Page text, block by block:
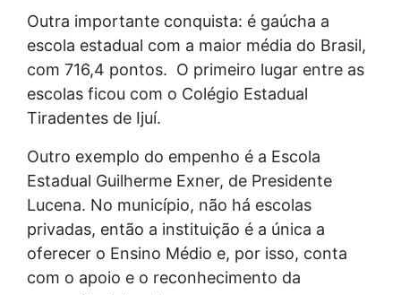
Outra importante conquista: é gaúcha a
escola estadual com a maior média do Brasil,
com 716,4 pontos. O primeiro lugar entre as
escolas ficou com o Colégio Estadual
Tiradentes de Ijuí.
Outro exemplo do empenho é a Escola
Estadual Guilherme Exner, de Presidente
Lucena. No município, não há escolas
privadas, então a instituição é a única a
oferecer o Ensino Médio e, por isso, conta
com o apoio e o reconhecimento da